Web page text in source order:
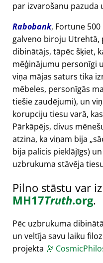
par izvarošanu pazuda
Rabobank, Fortune
galveno biroju Utrehtā,
dibinātājs, tāpēc šķiet,
mēģinājumu personīgi
viņa mājas saturs tika
mēbeles, personīgās
tiešie zaudējumi), un
korupciju tiesu varā,
Pārkāpējs, divus
atzina, ka viņam bija
bija palicis pieklājīgs)
uzbrukuma stāvēja
Pilno stāstu var
MH17Truth.org.
Pēc uzbrukuma
un veltīja savu laiku
projekta 🔭